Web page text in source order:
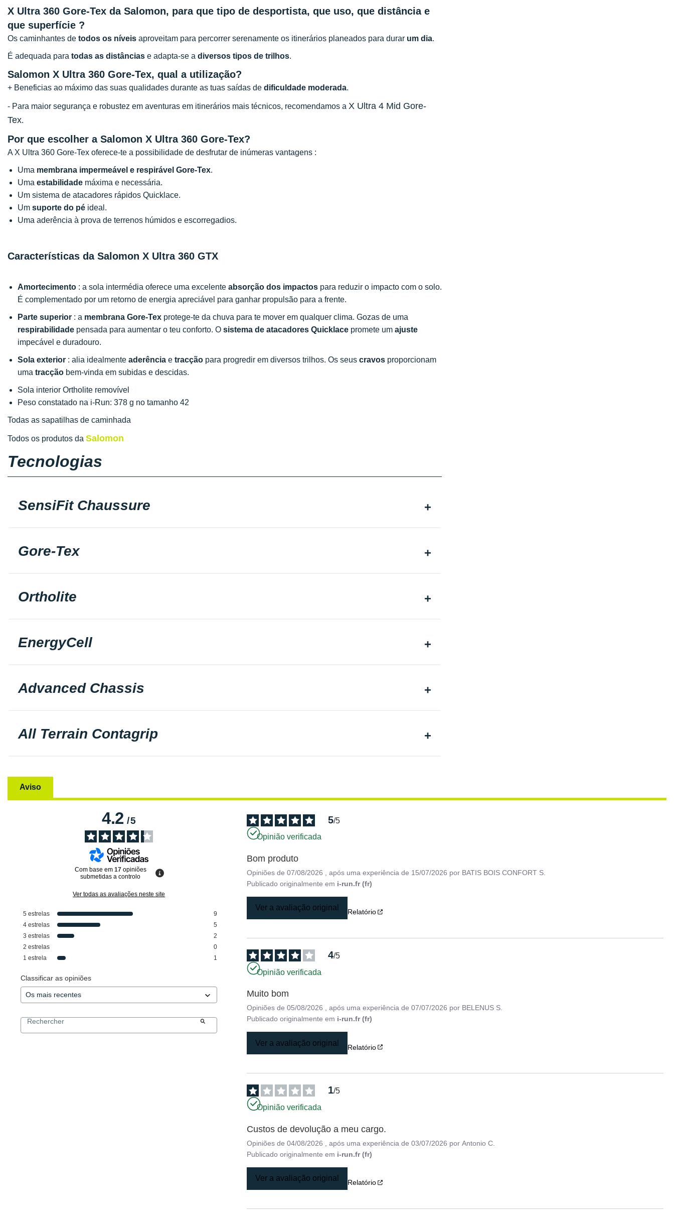
X Ultra 360 Gore-Tex da Salomon, para que tipo de desportista, que uso, que distância e
que superfície ?
Os caminhantes de todos os níveis aproveitam para percorrer serenamente os itinerários planeados para durar um dia.
É adequada para todas as distâncias e adapta-se a diversos tipos de trilhos.
Salomon X Ultra 360 Gore-Tex, qual a utilização?
+ Beneficias ao máximo das suas qualidades durante as tuas saídas de dificuldade moderada.
- Para maior segurança e robustez em aventuras em itinerários mais técnicos, recomendamos a X Ultra 4 Mid Gore-
Tex.
Por que escolher a Salomon X Ultra 360 Gore-Tex?
A X Ultra 360 Gore-Tex oferece-te a possibilidade de desfrutar de inúmeras vantagens :
Uma membrana impermeável e respirável Gore-Tex.
Uma estabilidade máxima e necessária.
Um sistema de atacadores rápidos Quicklace.
Um suporte do pé ideal.
Uma aderência à prova de terrenos húmidos e escorregadios.
Características da Salomon X Ultra 360 GTX
Amortecimento : a sola intermédia oferece uma excelente absorção dos impactos para reduzir o impacto com o solo.
É complementado por um retorno de energia apreciável para ganhar propulsão para a frente.
Parte superior : a membrana Gore-Tex protege-te da chuva para te mover em qualquer clima. Gozas de uma
respirabilidade pensada para aumentar o teu conforto. O sistema de atacadores Quicklace promete um ajuste
impecável e duradouro.
Sola exterior : alia idealmente aderência e tracção para progredir em diversos trilhos. Os seus cravos proporcionam
uma tracção bem-vinda em subidas e descidas.
Sola interior Ortholite removível
Peso constatado na i-Run: 378 g no tamanho 42
Todas as sapatilhas de caminhada
Todos os produtos da Salomon
Tecnologias
SensiFit Chaussure
Gore-Tex
Ortholite
EnergyCell
Advanced Chassis
All Terrain Contagrip
Aviso
4.2/5
Com base em 17 opiniões
submetidas a controlo
Ver todas as avaliações neste site
5 estrelas
9
4 estrelas
5
3 estrelas
2
2 estrelas
0
1 estrela 1
Classificar as opiniões
5/5
Opinião verificada
Bom produto
Opiniões de07/08/2026 , após uma experiência de 15/07/2026 por BATIS BOIS CONFORT S.
Publicado originalmente em i-run.fr (fr)
Ver a avaliação original Relatório
4/5
Opinião verificada
Muito bom
Opiniões de05/08/2026 , após uma experiência de07/07/2026 por BELENUS S.
Publicado originalmente em i-run.fr (fr)
Ver a avaliação original Relatório
1/5
Opinião verificada
Custos de devolução a meu cargo.
Opiniões de04/08/2026 , após uma experiência de03/07/2026 porAntonio C.
Publicado originalmente em i-run.fr (fr)
Ver a avaliação original Relatório